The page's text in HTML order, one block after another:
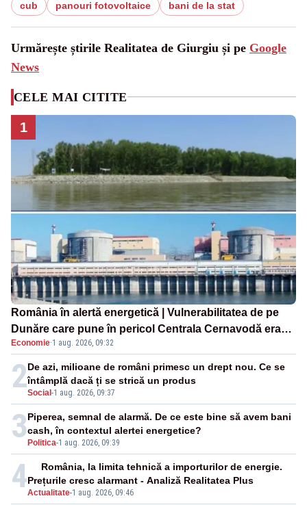
cub panouri fotovoltaice bani de la stat
Urmărește știrile Realitatea de Giurgiu și pe Google
News
CELE MAI CITITE
1
România în alertă energetică | Vulnerabilitatea de pe
Dunăre care pune în pericol Centrala Cernavodă era
cunoscută de pe vremea lui Ceaușescu
Economie·1 aug. 2026, 09:32
2Social -1 aug. 2026, 09:37
De azi, milioane de români primesc un drept nou. Ce se
întâmplă dacă ți se strică un produs
3 Politica-1 aug. 2026, 09:39
Piperea, semnal de alarmă. De ce este bine să avem bani
cash, în contextul alertei energetice?
4Actualitate-1 aug. 2026, 09:46
România, la limita tehnică a importurilor de energie.
Prețurile cresc alarmant - Analiză Realitatea Plus